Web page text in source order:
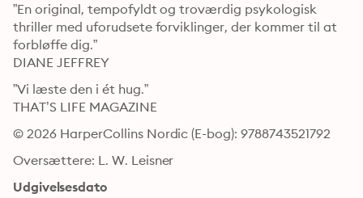
”En original, tempofyldt og troværdig psykologisk
thriller med uforudsete forviklinger, der kommer til at
forbløffe dig.”
DIANE JEFFREY
”Vi læste den i ét hug.”
THAT’S LIFE MAGAZINE
© 2026 HarperCollins Nordic (E-bog): 9788743521792
Oversættere: L. W. Leisner
Udgivelsesdato